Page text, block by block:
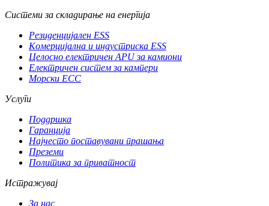
Системи за складирање на енергија
Резиденцијален ESS
Комерцијална и индустриска ESS
Целосно електричен APU за камиони
Електричен систем за кампери
Морски ЕСС
Услуги
Поддршка
Гаранција
Најчесто поставувани прашања
Преземи
Политика за приватност
Истражувај
За нас